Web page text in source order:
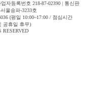
자등록번호 218-87-02390 | 통신판
울송파-3233호
(평일 10:00~17:00 / 점심시간
공휴일 휴무)
RESERVED